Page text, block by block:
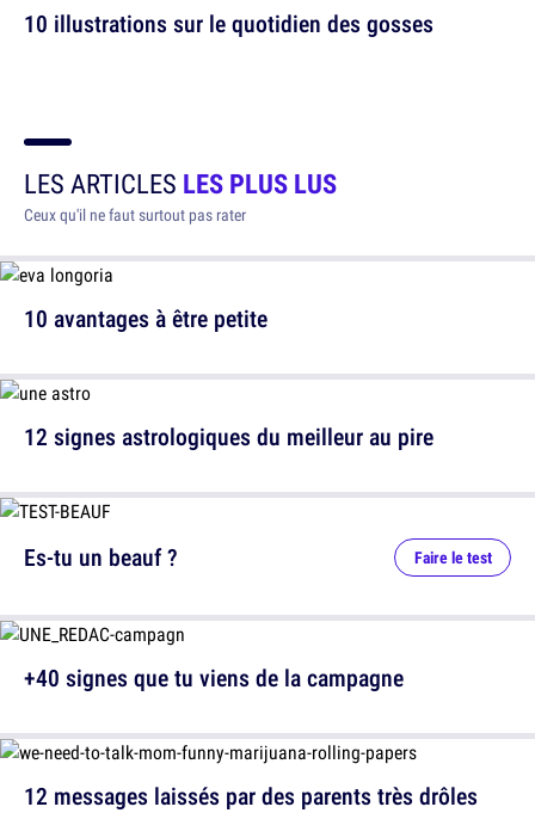
10 illustrations sur le quotidien des gosses
LES ARTICLES LES PLUS LUS
Ceux qu'il ne faut surtout pas rater
10 avantages à être petite
12 signes astrologiques du meilleur au pire
12 messages laissés par des parents très drôles
Es-tu un beauf ? Faire le test
+40 signes que tu viens de la campagne